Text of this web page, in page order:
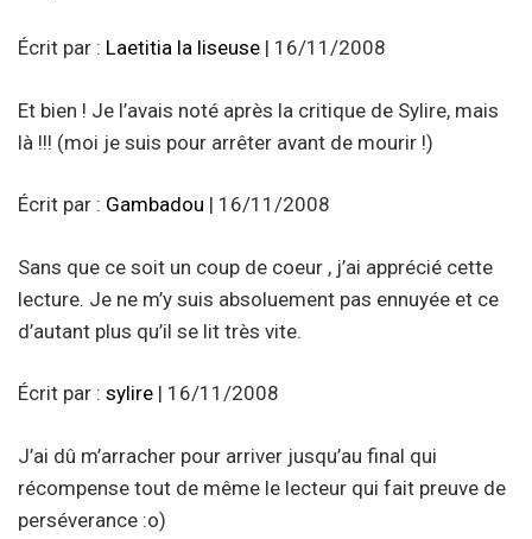
Écrit par : Laetitia la liseuse | 16/11/2008
Et bien ! Je l’avais noté après la critique de Sylire, mais
là !!! (moi je suis pour arrêter avant de mourir !)
Écrit par : Gambadou | 16/11/2008
Sans que ce soit un coup de coeur , j’ai apprécié cette
lecture. Je ne m’y suis absoluement pas ennuyée et ce
d’autant plus qu’il se lit très vite.
Écrit par : sylire | 16/11/2008
J’ai dû m’arracher pour arriver jusqu’au final qui
récompense tout de même le lecteur qui fait preuve de
perséverance :o)